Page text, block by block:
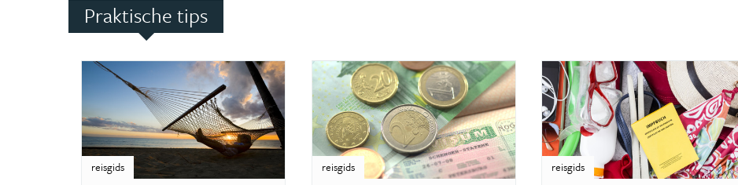
Praktische tips
reisgids reisgids reisgids